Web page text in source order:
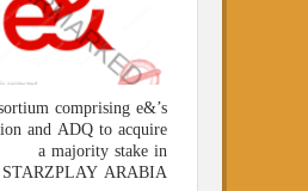
Consortium comprising e&’s
E-Vision and ADQ to acquire
a majority stake in
STARZPLAY ARABIA